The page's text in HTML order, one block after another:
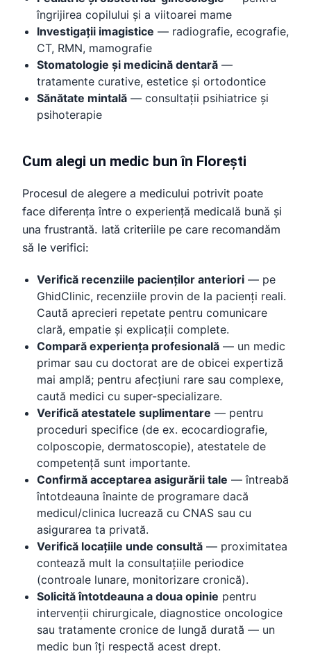
îngrijirea copilului și a viitoarei mame
Investigații imagistice — radiografie, ecografie,
CT, RMN, mamografie
Stomatologie și medicină dentară —
tratamente curative, estetice și ortodontice
Sănătate mintală — consultații psihiatrice și
psihoterapie
Cum alegi un medic bun în Florești
Procesul de alegere a medicului potrivit poate
face diferența între o experiență medicală bună și
una frustrantă. Iată criteriile pe care recomandăm
să le verifici:
Verifică recenziile pacienților anteriori — pe
GhidClinic, recenziile provin de la pacienți reali.
Caută aprecieri repetate pentru comunicare
clară, empatie și explicații complete.
Compară experiența profesională — un medic
primar sau cu doctorat are de obicei expertiză
mai amplă; pentru afecțiuni rare sau complexe,
caută medici cu super-specializare.
Verifică atestatele suplimentare — pentru
proceduri specifice (de ex. ecocardiografie,
colposcopie, dermatoscopie), atestatele de
competență sunt importante.
Confirmă acceptarea asigurării tale — întreabă
întotdeauna înainte de programare dacă
medicul/clinica lucrează cu CNAS sau cu
asigurarea ta privată.
Verifică locațiile unde consultă — proximitatea
contează mult la consultațiile periodice
(controale lunare, monitorizare cronică).
Solicită întotdeauna a doua opinie pentru
intervenții chirurgicale, diagnostice oncologice
sau tratamente cronice de lungă durată — un
medic bun îți respectă acest drept.